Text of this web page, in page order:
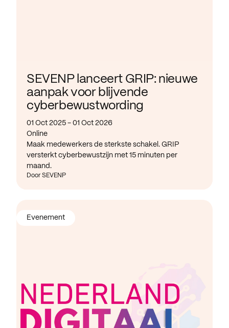
SEVENP lanceert GRIP: nieuwe
aanpak voor blijvende
cyberbewustwording
01 Oct 2025 - 01 Oct 2026
Online
Maak medewerkers de sterkste schakel. GRIP
versterkt cyberbewustzijn met 15 minuten per
maand.
Door SEVENP
Evenement